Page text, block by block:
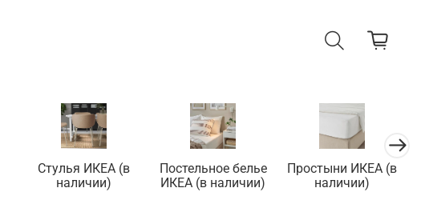
Стулья ИКЕА (в
наличии)
Постельное белье
ИКЕА (в наличии)
Простыни ИКЕА (в
наличии)